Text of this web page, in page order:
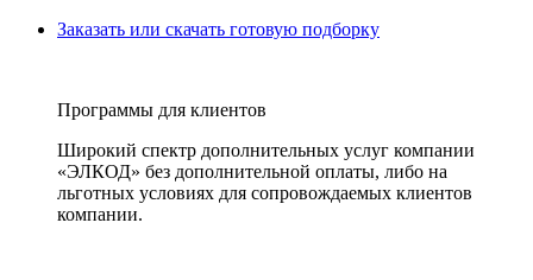
Заказать или скачать готовую подборку
Программы для клиентов
Широкий спектр дополнительных услуг компании
«ЭЛКОД» без дополнительной оплаты, либо на
льготных условиях для сопровождаемых клиентов
компании.